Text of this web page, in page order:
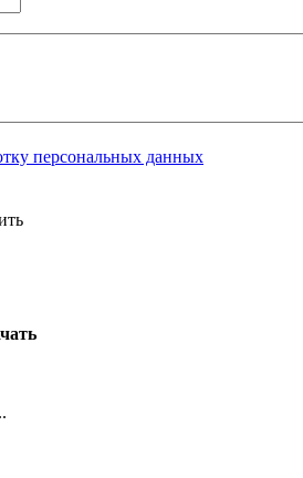
персональных данных